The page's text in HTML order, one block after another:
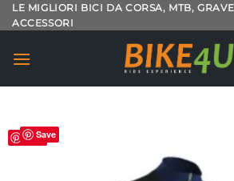
Salta
ai
LE MIGLIORI BICI DA CORSA, MTB,
ACCESSORI
SaveSave